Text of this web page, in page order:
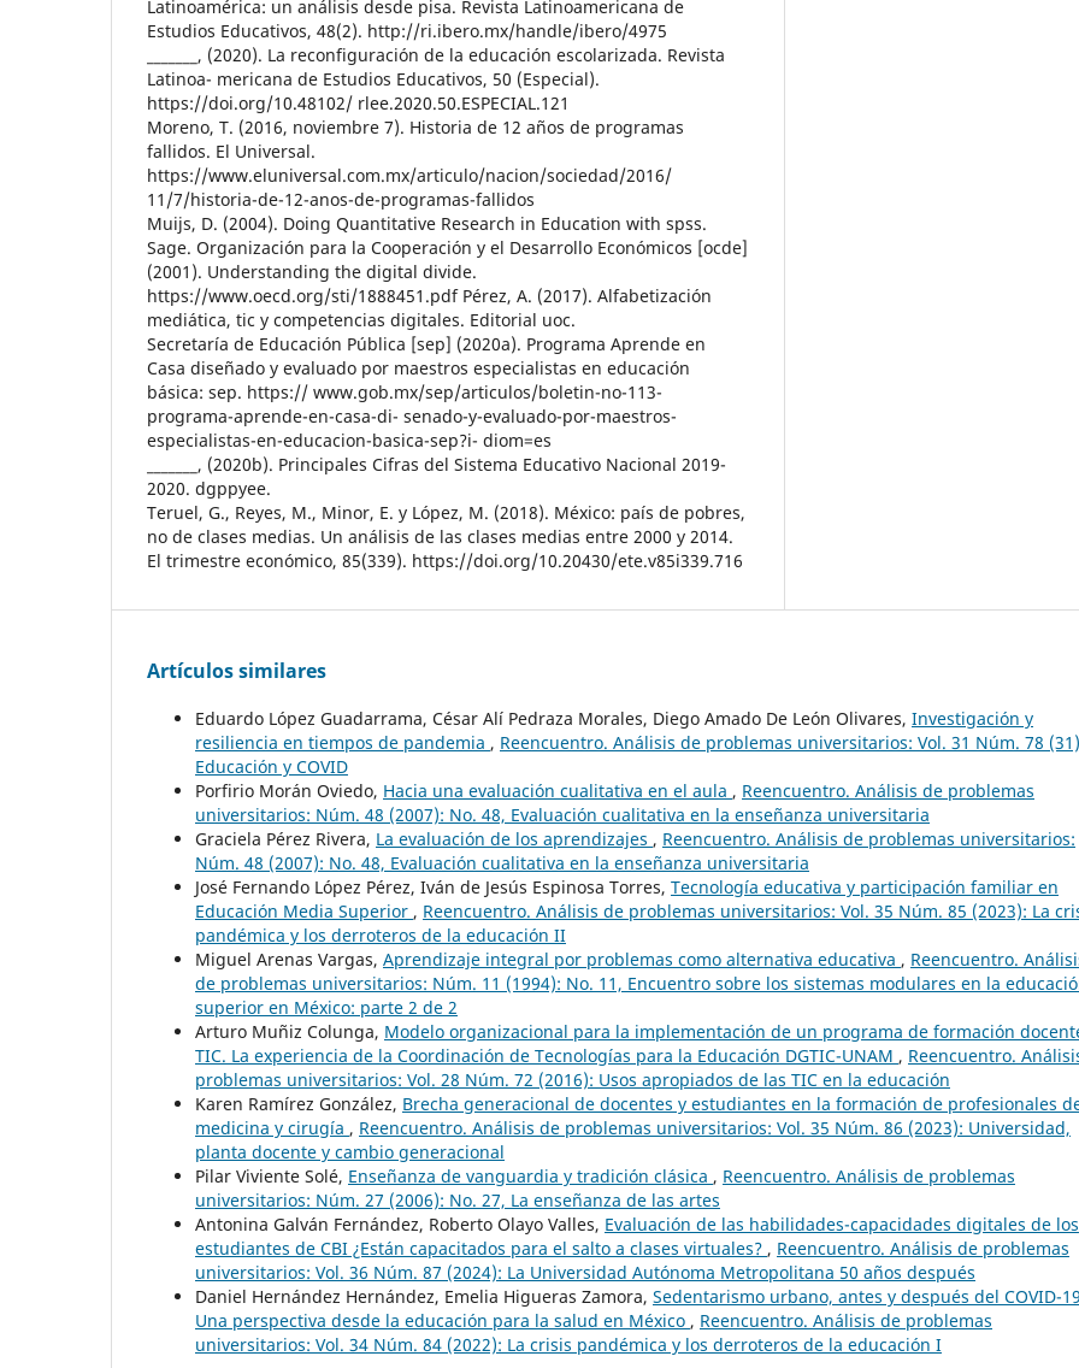
Latinoamérica: un análisis desde pisa. Revista Latinoamericana de
Estudios Educativos, 48(2). http://ri.ibero.mx/handle/ibero/4975
_______, (2020). La reconfiguración de la educación escolarizada. Revista
Latinoa- mericana de Estudios Educativos, 50 (Especial).
https://doi.org/10.48102/ rlee.2020.50.ESPECIAL.121
Moreno, T. (2016, noviembre 7). Historia de 12 años de programas
fallidos. El Universal.
https://www.eluniversal.com.mx/articulo/nacion/sociedad/2016/
11/7/historia-de-12-anos-de-programas-fallidos
Muijs, D. (2004). Doing Quantitative Research in Education with spss.
Sage. Organización para la Cooperación y el Desarrollo Económicos [ocde]
(2001). Understanding the digital divide.
https://www.oecd.org/sti/1888451.pdf Pérez, A. (2017). Alfabetización
mediática, tic y competencias digitales. Editorial uoc.
Secretaría de Educación Pública [sep] (2020a). Programa Aprende en
Casa diseñado y evaluado por maestros especialistas en educación
básica: sep. https:// www.gob.mx/sep/articulos/boletin-no-113-
programa-aprende-en-casa-di- senado-y-evaluado-por-maestros-
especialistas-en-educacion-basica-sep?i- diom=es
_______, (2020b). Principales Cifras del Sistema Educativo Nacional 2019-
2020. dgppyee.
Teruel, G., Reyes, M., Minor, E. y López, M. (2018). México: país de pobres,
no de clases medias. Un análisis de las clases medias entre 2000 y 2014.
El trimestre económico, 85(339). https://doi.org/10.20430/ete.v85i339.716
Artículos similares
Eduardo López Guadarrama, César Alí Pedraza Morales, Diego Amado De León Olivares, Investigación y
resiliencia en tiempos de pandemia , Reencuentro. Análisis de problemas universitarios: Vol. 31 Núm. 78
Educación y COVID
Porfirio Morán Oviedo, Hacia una evaluación cualitativa en el aula , Reencuentro. Análisis de problemas
universitarios: Núm. 48 (2007): No. 48, Evaluación cualitativa en la enseñanza universitaria
Graciela Pérez Rivera, La evaluación de los aprendizajes , Reencuentro. Análisis de problemas universitarios:
Núm. 48 (2007): No. 48, Evaluación cualitativa en la enseñanza universitaria
José Fernando López Pérez, Iván de Jesús Espinosa Torres, Tecnología educativa y participación familiar en
Educación Media Superior , Reencuentro. Análisis de problemas universitarios: Vol. 35 Núm. 85 (2023): La
pandémica y los derroteros de la educación II
Miguel Arenas Vargas, Aprendizaje integral por problemas como alternativa educativa , Reencuentro.
de problemas universitarios: Núm. 11 (1994): No. 11, Encuentro sobre los sistemas modulares en la
superior en México: parte 2 de 2
Arturo Muñiz Colunga, Modelo organizacional para la implementación de un programa de formación
TIC. La experiencia de la Coordinación de Tecnologías para la Educación DGTIC-UNAM , Reencuentro.
problemas universitarios: Vol. 28 Núm. 72 (2016): Usos apropiados de las TIC en la educación
Karen Ramírez González, Brecha generacional de docentes y estudiantes en la formación de profesionales
medicina y cirugía , Reencuentro. Análisis de problemas universitarios: Vol. 35 Núm. 86 (2023): Universidad,
planta docente y cambio generacional
Pilar Viviente Solé, Enseñanza de vanguardia y tradición clásica , Reencuentro. Análisis de problemas
universitarios: Núm. 27 (2006): No. 27, La enseñanza de las artes
Antonina Galván Fernández, Roberto Olayo Valles, Evaluación de las habilidades-capacidades digitales de los
estudiantes de CBI ¿Están capacitados para el salto a clases virtuales? , Reencuentro. Análisis de problemas
universitarios: Vol. 36 Núm. 87 (2024): La Universidad Autónoma Metropolitana 50 años después
Daniel Hernández Hernández, Emelia Higueras Zamora, Sedentarismo urbano, antes y después del COVID-
Una perspectiva desde la educación para la salud en México , Reencuentro. Análisis de problemas
universitarios: Vol. 34 Núm. 84 (2022): La crisis pandémica y los derroteros de la educación I